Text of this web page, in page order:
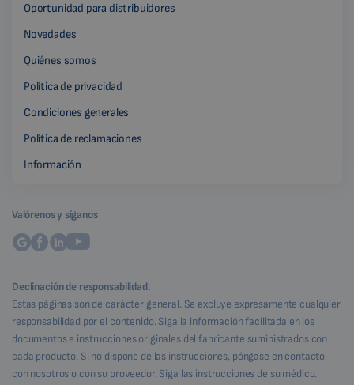
Oportunidad para distribuidores
Novedades
Quiénes somos
Política de privacidad
Condiciones generales
Política de reclamaciones
Información
Valórenos y síganos
Declinación de responsabilidad.
Estas páginas son de carácter general. Se excluye expresamente cualquier
responsabilidad por el contenido. Siga la información facilitada en los
documentos e instrucciones originales del fabricante suministrados con
cada producto. Si no dispone de las instrucciones, póngase en contacto
con nosotros o con su proveedor. Siga las instrucciones de su médico.